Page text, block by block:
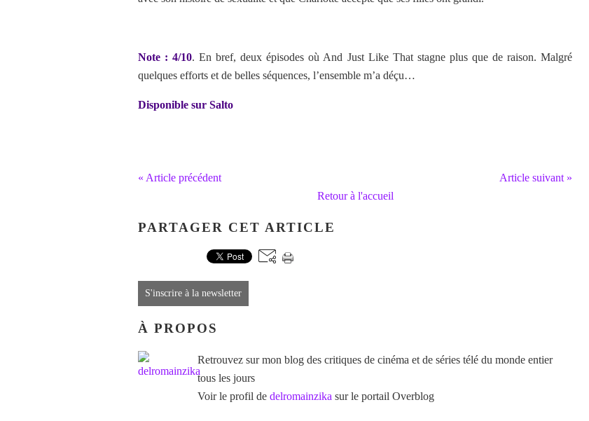
Note : 4/10. En bref, deux épisodes où And Just Like That stagne plus que de raison. Malgré
quelques efforts et de belles séquences, l’ensemble m’a déçu…
Disponible sur Salto
« Article précédent
Article suivant »
Retour à l'accueil
PARTAGER CET ARTICLE
S'inscrire à la newsletter
À PROPOS
Retrouvez sur mon blog des critiques de cinéma et de séries télé du monde entier
tous les jours
Voir le profil de delromainzika sur le portail Overblog